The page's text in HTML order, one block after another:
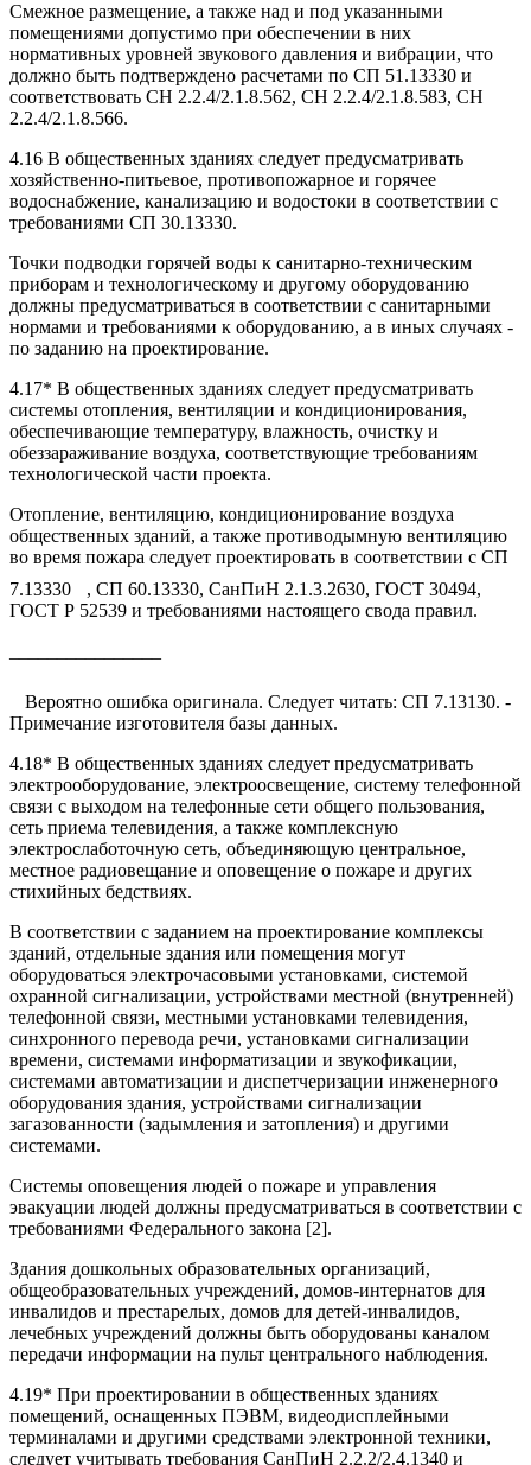
Смежное размещение, а также над и под указанными
помещениями допустимо при обеспечении в них
нормативных уровней звукового давления и вибрации, что
должно быть подтверждено расчетами по СП 51.13330 и
соответствовать СН 2.2.4/2.1.8.562, СН 2.2.4/2.1.8.583, СН
2.2.4/2.1.8.566.
4.16 В общественных зданиях следует предусматривать
хозяйственно-питьевое, противопожарное и горячее
водоснабжение, канализацию и водостоки в соответствии с
требованиями СП 30.13330.
Точки подводки горячей воды к санитарно-техническим
приборам и технологическому и другому оборудованию
должны предусматриваться в соответствии с санитарными
нормами и требованиями к оборудованию, а в иных случаях -
по заданию на проектирование.
4.17* В общественных зданиях следует предусматривать
системы отопления, вентиляции и кондиционирования,
обеспечивающие температуру, влажность, очистку и
обеззараживание воздуха, соответствующие требованиям
технологической части проекта.
Отопление, вентиляцию, кондиционирование воздуха
общественных зданий, а также противодымную вентиляцию
во время пожара следует проектировать в соответствии с СП
7.13330
, СП 60.13330, СанПиН 2.1.3.2630, ГОСТ 30494,
ГОСТ Р 52539 и требованиями настоящего свода правил.
Вероятно ошибка оригинала. Следует читать: СП 7.13130. -
Примечание изготовителя базы данных.
4.18* В общественных зданиях следует предусматривать
электрооборудование, электроосвещение, систему телефонной
связи с выходом на телефонные сети общего пользования,
сеть приема телевидения, а также комплексную
электрослаботочную сеть, объединяющую центральное,
местное радиовещание и оповещение о пожаре и других
стихийных бедствиях.
В соответствии с заданием на проектирование комплексы
зданий, отдельные здания или помещения могут
оборудоваться электрочасовыми установками, системой
охранной сигнализации, устройствами местной (внутренней)
телефонной связи, местными установками телевидения,
синхронного перевода речи, установками сигнализации
времени, системами информатизации и звукофикации,
системами автоматизации и диспетчеризации инженерного
оборудования здания, устройствами сигнализации
загазованности (задымления и затопления) и другими
системами.
Системы оповещения людей о пожаре и управления
эвакуации людей должны предусматриваться в соответствии с
требованиями Федерального закона [2].
Здания дошкольных образовательных организаций,
общеобразовательных учреждений, домов-интернатов для
инвалидов и престарелых, домов для детей-инвалидов,
лечебных учреждений должны быть оборудованы каналом
передачи информации на пульт центрального наблюдения.
4.19* При проектировании в общественных зданиях
помещений, оснащенных ПЭВМ, видеодисплейными
терминалами и другими средствами электронной техники,
следует учитывать требования СанПиН 2.2.2/2.4.1340 и